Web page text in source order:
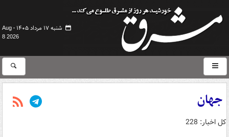
شنبه ۱۷ مرداد ۱۴۰۵ -
Aug
8 2026
جهان
کل اخبار: 228